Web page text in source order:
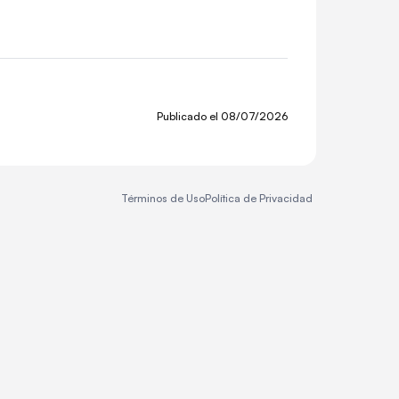
Publicado el 08/07/2026
Términos de UsoPolítica de Privacidad